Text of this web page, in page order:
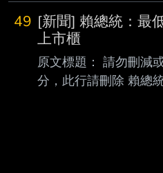
了-.- 之前承諾過大家
文 現在來補功課 -華
增逾三倍 且毛利率一
同期均大幅躍升 顯示
的效益正快速反映在
49 [新聞] 賴總統：最
上市櫃
原文標題： 請勿刪減
分，此行請刪除 賴總